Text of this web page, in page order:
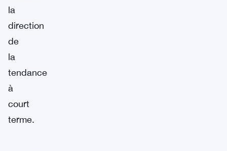
la
direction
de
la
tendance
à
court
terme.